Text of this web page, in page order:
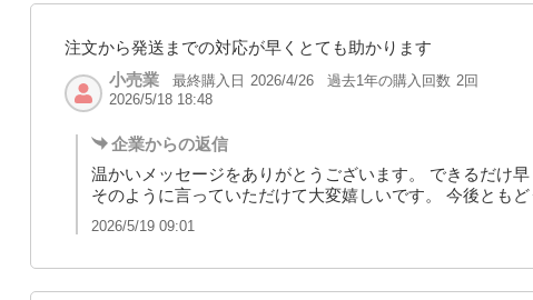
注文から発送までの対応が早くとても助かります
小売業
最終購入日 2026/4/26 過去1年の購入回数 2回
2026/5/18 18:48
企業からの返信
温かいメッセージをありがとうございます。 できるだけ
そのように言っていただけて大変嬉しいです。 今後ともど
2026/5/19 09:01